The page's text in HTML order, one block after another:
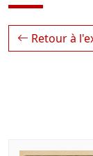
Retour à